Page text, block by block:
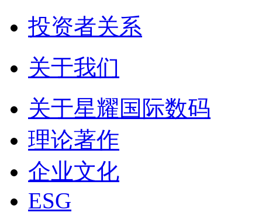
投资者关系
关于我们
关于星耀国际数码
理论著作
企业文化
ESG